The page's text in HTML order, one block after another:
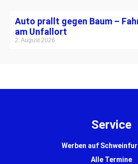
Auto prallt gegen Baum –
am Unfallort
2. August 2026
Service
Werben auf
Alle Termine